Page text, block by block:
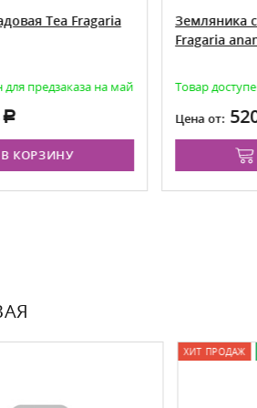
на май
Земляника садовая
Fragaria ananassa
Товар доступен для
520
В КОРЗИНУ
СКИДКА (-39%)